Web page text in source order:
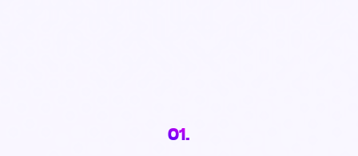
01.